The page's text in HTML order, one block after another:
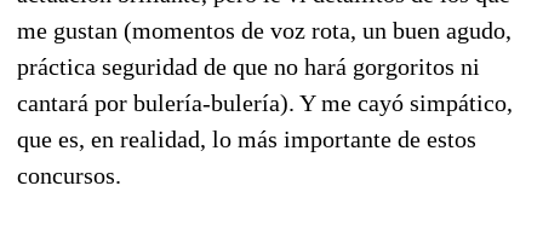
me gustan (momentos de voz rota, un buen agudo,
práctica seguridad de que no hará gorgoritos ni
cantará por bulería-bulería). Y me cayó simpático,
que es, en realidad, lo más importante de estos
concursos.